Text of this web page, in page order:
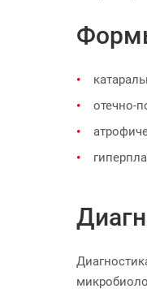
отечно-